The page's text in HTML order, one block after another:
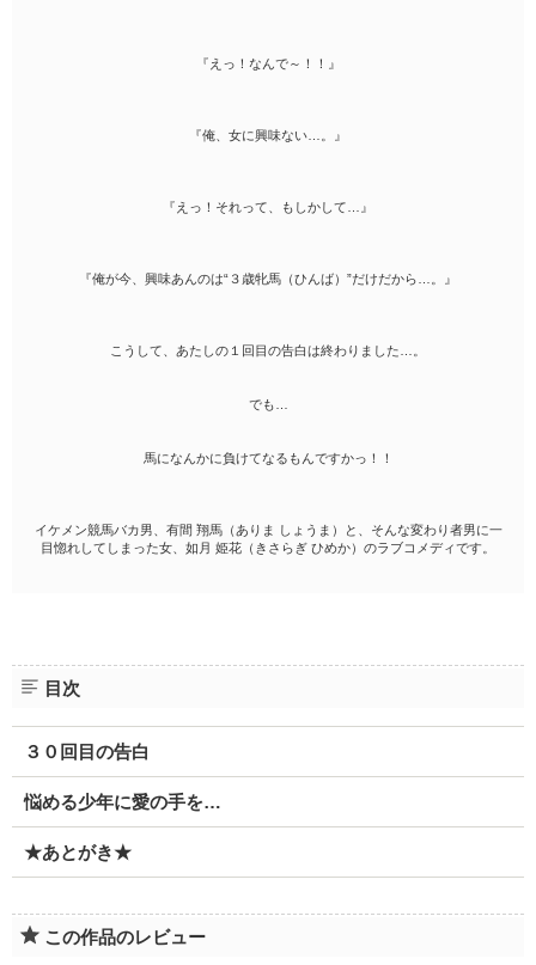
『えっ！なんで～！！』
『俺、女に興味ない…。』
『えっ！それって、もしかして…』
『俺が今、興味あんのは“３歳牝馬（ひんば）”だけだから…。』
こうして、あたしの１回目の告白は終わりました…。
でも…
馬になんかに負けてなるもんですかっ！！
イケメン競馬バカ男、有間 翔馬（ありま しょうま）と、そんな変わり者男に一
目惚れしてしまった女、如月 姫花（きさらぎ ひめか）のラブコメディです。
目次
３０回目の告白
悩める少年に愛の手を…
★あとがき★
この作品のレビュー